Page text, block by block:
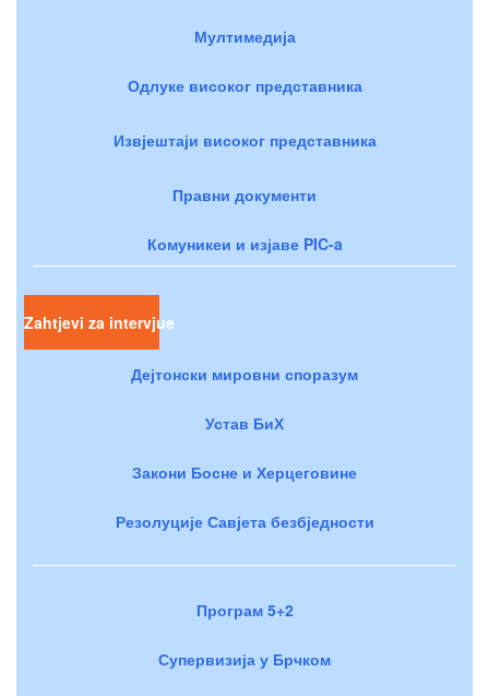
Мултимедија
Одлуке високог представника
Извјештаји високог представника
Правни документи
Комуникеи и изјаве PIC-a
Zahtjevi za intervjue
Дејтонски мировни споразум
Устав БиХ
Закони Босне и Херцеговине
Резолуције Савјета безбједности
Програм 5+2
Супервизија у Брчком